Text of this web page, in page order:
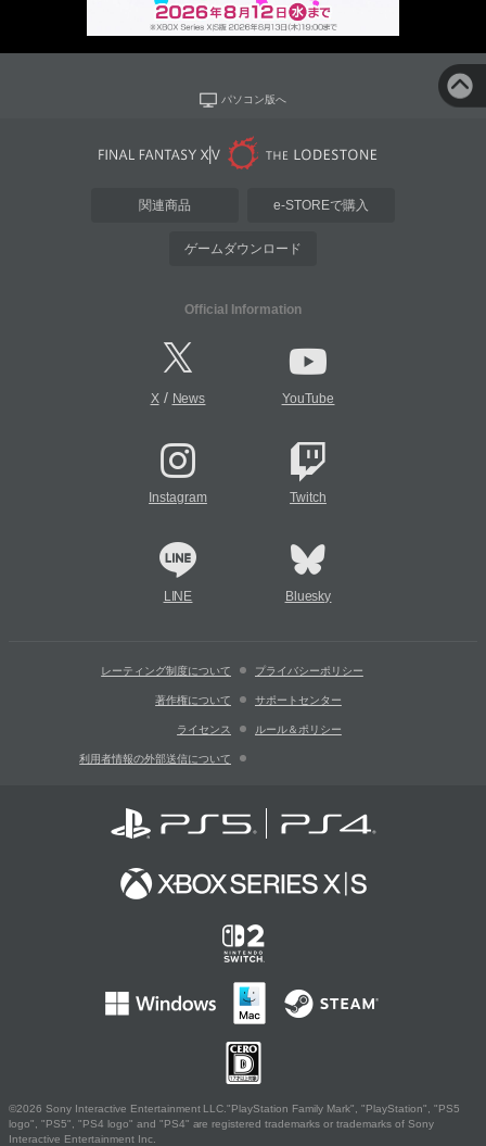
パソコン版へ
関連商品 e-STOREで購入
ゲームダウンロード
Official Information
X/ News YouTube
Instagram Twitch
LINE Bluesky
レーティング制度について プライバシーポリシー
著作権について サポートセンター
ライセンス ルール＆ポリシー
利用者情報の外部送信について
©2026 Sony Interactive Entertainment LLC."PlayStation Family Mark", "PlayStation", "PS5
logo", "PS5", "PS4 logo" and "PS4" are registered trademarks or trademarks of Sony
Interactive Entertainment Inc.